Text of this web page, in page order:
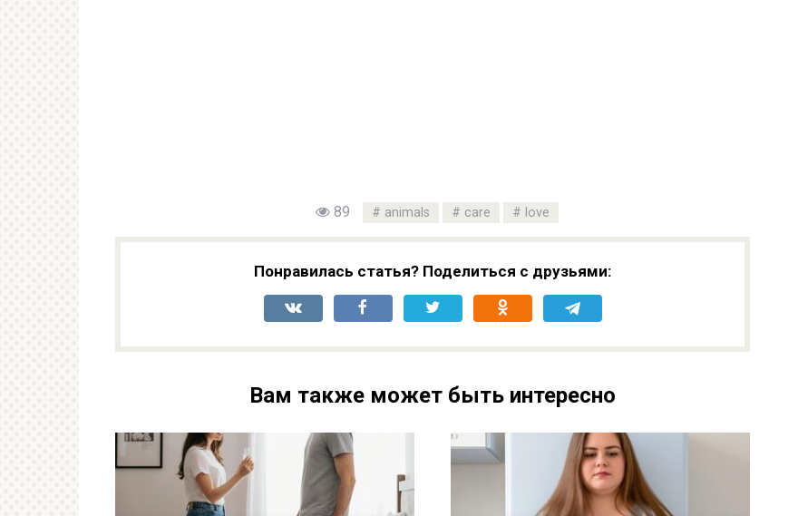
89 animals care love
Понравилась статья? Поделиться с друзьями:
Вам также может быть интересно